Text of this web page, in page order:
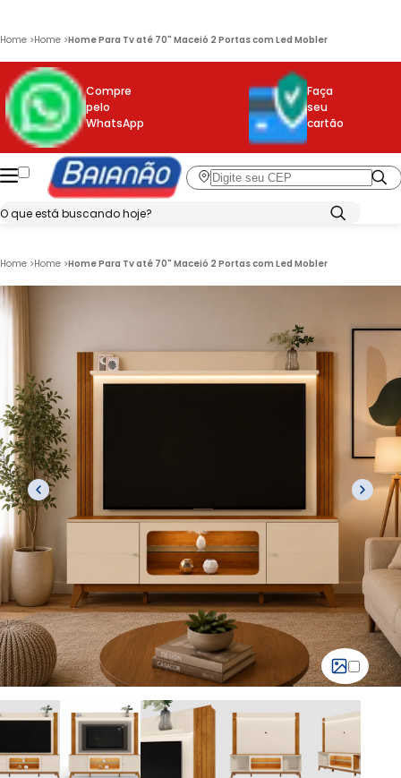
Home >Home >Home Para Tv até 70" Maceió 2 Portas com Led Mobler
Compre
pelo
WhatsApp
Faça
seu
cartão
Home >Home >Home Para Tv até 70" Maceió 2 Portas com Led Mobler